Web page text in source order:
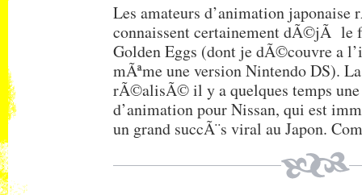
Les amateurs d’animation japonaise
connaissent certainement dÃ©jÃ le
Golden Eggs (dont je dÃ©couvre a
mÃªme une version Nintendo DS).
rÃ©alisÃ© il y a quelques temps
d’animation pour Nissan, qui est
un grand succÃ¨s viral au Japon.